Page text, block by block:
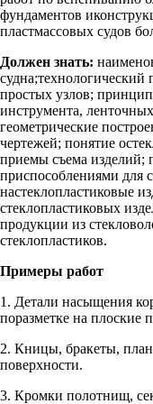
фундаментов
пластмассовых судов
Должен знать:
судна;технологический
простых узлов;
инструмента,
геометрические
чертежей; понятие
приемы съема изделий;
приспособлениями для
настеклопластиковые
стеклопластиковых
продукции из
стеклопластиков.
Примеры работ
1. Детали насыщения
поразметке на плоские
2. Кницы, бракеты,
поверхности.
3. Кромки полотнищ,